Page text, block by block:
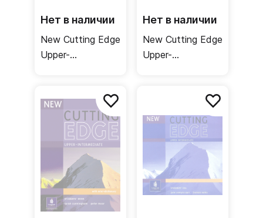
Нет в наличии
New Cutting Edge
Upper-
Рабочая тетрадь
Нет в наличии
New Cutting Edge
Upper-
Resource Book +
Test Master CD-
ROM / Книга для